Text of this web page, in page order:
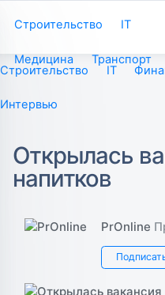
Строительство IT
Медицина Транспорт
Строительство IT
Интервью
Открылась
напитков
PrOnline